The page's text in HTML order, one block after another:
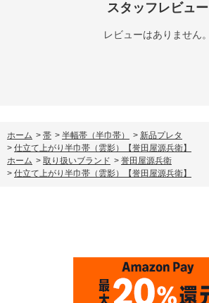
スタッフレビュー
レビューはありません。
ホーム > 帯 > 半幅帯（半巾帯） > 新品プレタ
> 仕立て上がり半巾帯（雲影）【誉田屋源兵衛】
ホーム > 取り扱いブランド > 誉田屋源兵衛
> 仕立て上がり半巾帯（雲影）【誉田屋源兵衛】